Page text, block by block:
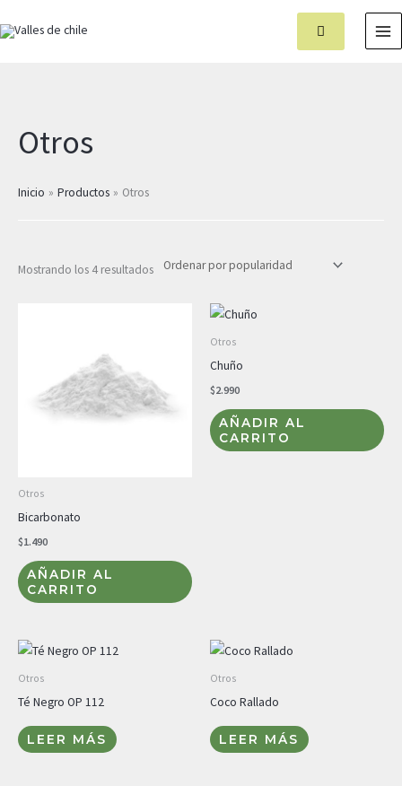
al
Otros
Inicio Productos Otros
Mostrando los 4 resultados
Otros
Bicarbonato
$1.490
AÑADIR AL
CARRITO
Otros
Chuño
$2.990
AÑADIR AL
CARRITO
Otros
Té Negro OP 112
LEER MÁS
Otros
Coco Rallado
LEER MÁS